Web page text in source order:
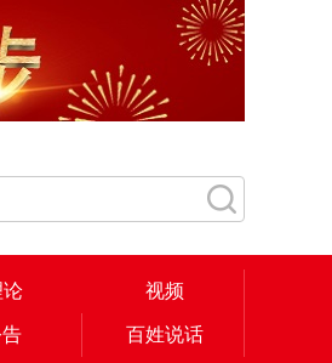
论 视频
百姓说话